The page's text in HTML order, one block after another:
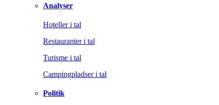
Analyser
Hoteller i tal
Restauranter i tal
Turisme i tal
Campingpladser i tal
Politik